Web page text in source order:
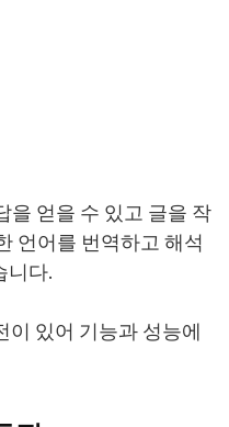
을 얻을 수 있고 글을 작
언어를 번역하고 해석
니다.
이 있어 기능과 성능에